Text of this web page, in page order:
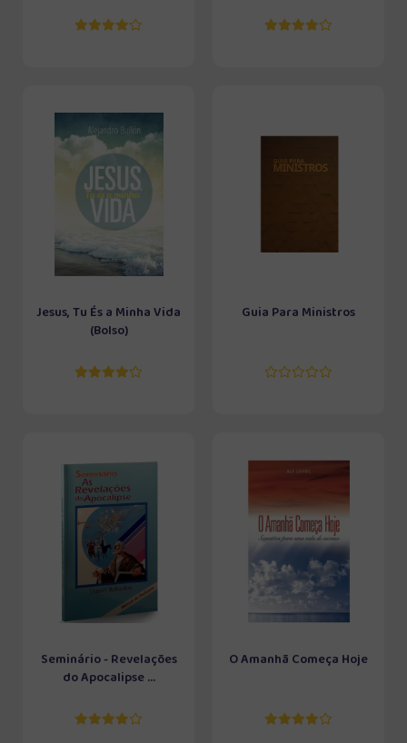
Jesus, Tu És a Minha Vida
(Bolso)
Guia Para Ministros
Seminário - Revelações
do Apocalipse ...
O Amanhã Começa Hoje